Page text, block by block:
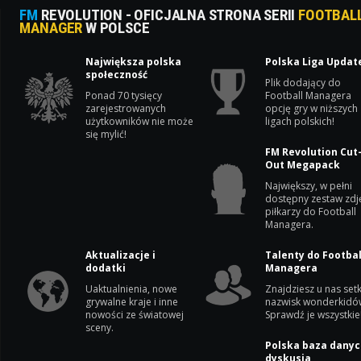
FM REVOLUTION - OFICJALNA STRONA SERII
MANAGERW POLSCE
Największa polska
społeczność
Ponad 70 tysięcy
zarejestrowanych
użytkowników nie może
się mylić!
Polska Liga
Plik dodający do
Football Managera
opcję gry w niższych
ligach polskich!
FM Revolution
Out Megapack
Największy, w pełni
dostępny zestaw
piłkarzy do Football
Managera.
Aktualizacje i
dodatki
Uaktualnienia, nowe
grywalne kraje i inne
nowości ze światowej
sceny.
Talenty do
Managera
Znajdziesz u nas
nazwisk
Sprawdź je
Polska baza
dyskusja